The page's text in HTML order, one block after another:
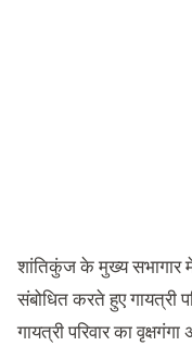
शांतिकुंज के मुख्य सभागार में
संबोधित करते हुए गायत्री
गायत्री परिवार का